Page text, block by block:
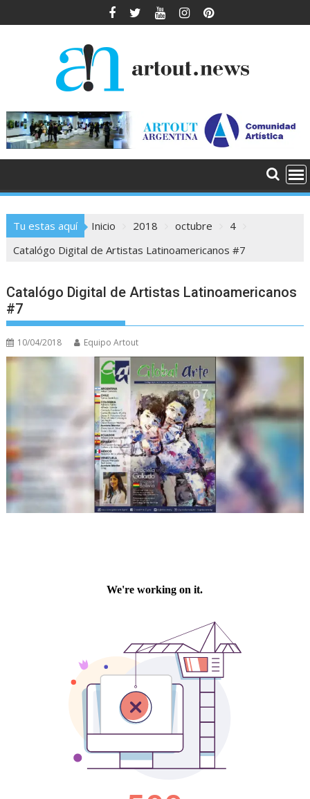
al
Tu estas aquí Inicio 2018 octubre
4
Catalógo Digital de Artistas Latinoamericanos #7
Catalógo Digital de Artistas Latinoamericanos
#7
10/04/2018 Equipo Artout